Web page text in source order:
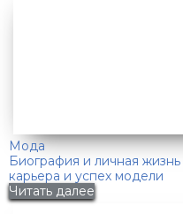
Мода
Биография и личная
карьера и успех модели
Читать далее